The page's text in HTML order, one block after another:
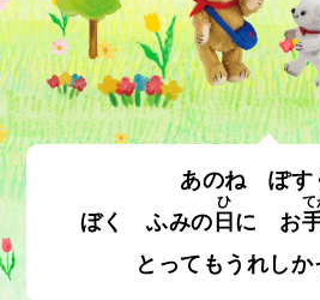
あのね ぽす
ぼく ふみの 日
ひ
に お
て
とってもうれしか